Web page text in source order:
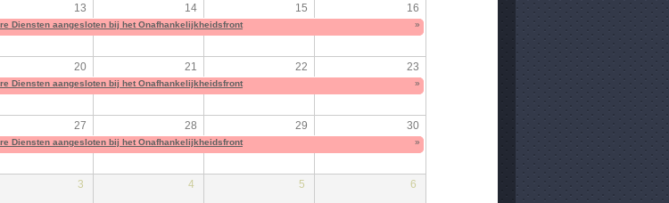
13 14 15 16
Diensten aangesloten bij het Onafhankelijkheidsfront »
20 21 22 23
Diensten aangesloten bij het Onafhankelijkheidsfront »
27 28 29 30
Diensten aangesloten bij het Onafhankelijkheidsfront »
3 4 5 6
Diensten aangesloten bij het Onafhankelijkheidsfront